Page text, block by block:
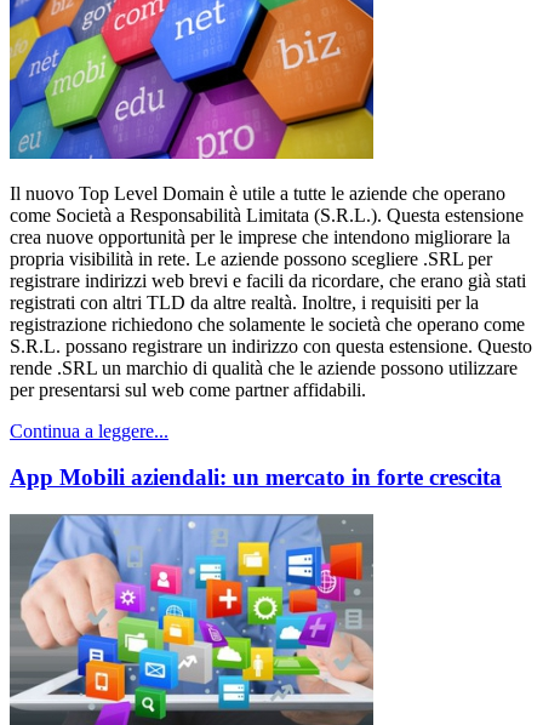
Il nuovo Top Level Domain è utile a tutte le aziende che operano
come Società a Responsabilità Limitata (S.R.L.). Questa estensione
crea nuove opportunità per le imprese che intendono migliorare la
propria visibilità in rete. Le aziende possono scegliere .SRL per
registrare indirizzi web brevi e facili da ricordare, che erano già stati
registrati con altri TLD da altre realtà. Inoltre, i requisiti per la
registrazione richiedono che solamente le società che operano come
S.R.L. possano registrare un indirizzo con questa estensione. Questo
rende .SRL un marchio di qualità che le aziende possono utilizzare
per presentarsi sul web come partner affidabili.
Continua a leggere...
App Mobili aziendali: un mercato in forte crescita